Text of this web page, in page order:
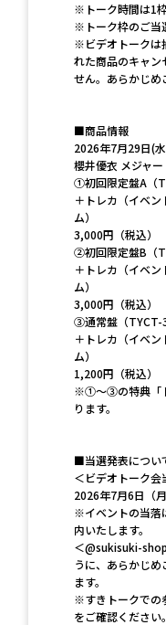
※トーク時間は1
※トーク枠のご当
※ビデオトークは
れた商品のキャン
せん。あらかじめ
■商品情報
2026年7月29日(
櫻井優衣 メジャ
①初回限定盤A（
＋トレカ（イベ
ム）
3,000円（税込）
②初回限定盤B（
＋トレカ（イベ
ム）
3,000円（税込）
③通常盤（TYCT-
＋トレカ（イベ
ム）
1,200円（税込）
※①～③の特典「
ります。
■当選発表につい
＜ビデオトーク会
2026年7月6日（
※イベントの当落
内いたします。
＜@sukisuki-
うに、あらかじ
ます。
※すきトークでの
をご確認ください。